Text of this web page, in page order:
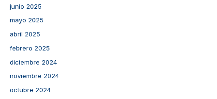
junio 2025
mayo 2025
abril 2025
febrero 2025
diciembre 2024
noviembre 2024
octubre 2024